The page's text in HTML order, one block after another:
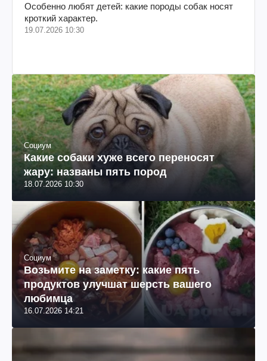
Особенно любят детей: какие породы собак носят
кроткий характер.
19.07.2026 10:30
Социум
Какие собаки хуже всего переносят
жару: названы пять пород
18.07.2026 10:30
Социум
Возьмите на заметку: какие пять
продуктов улучшат шерсть вашего
любимца
16.07.2026 14:21